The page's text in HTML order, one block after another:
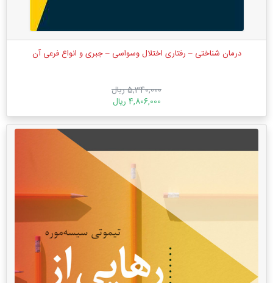
درمان شناختی – رفتاری اختلال وسواسی – جبری و انواع فرعی آن
5,340,000 ریال
4,806,000 ریال